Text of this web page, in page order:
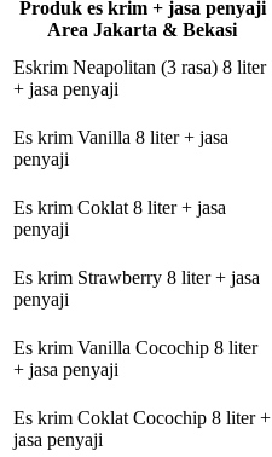
Produk es krim + jasa penyaji
Area Jakarta & Bekasi
Eskrim Neapolitan (3 rasa) 8 liter
+ jasa penyaji
Es krim Vanilla 8 liter + jasa
penyaji
Es krim Coklat 8 liter + jasa
penyaji
Es krim Strawberry 8 liter + jasa
penyaji
Es krim Vanilla Cocochip 8 liter
+ jasa penyaji
Es krim Coklat Cocochip 8 liter +
jasa penyaji